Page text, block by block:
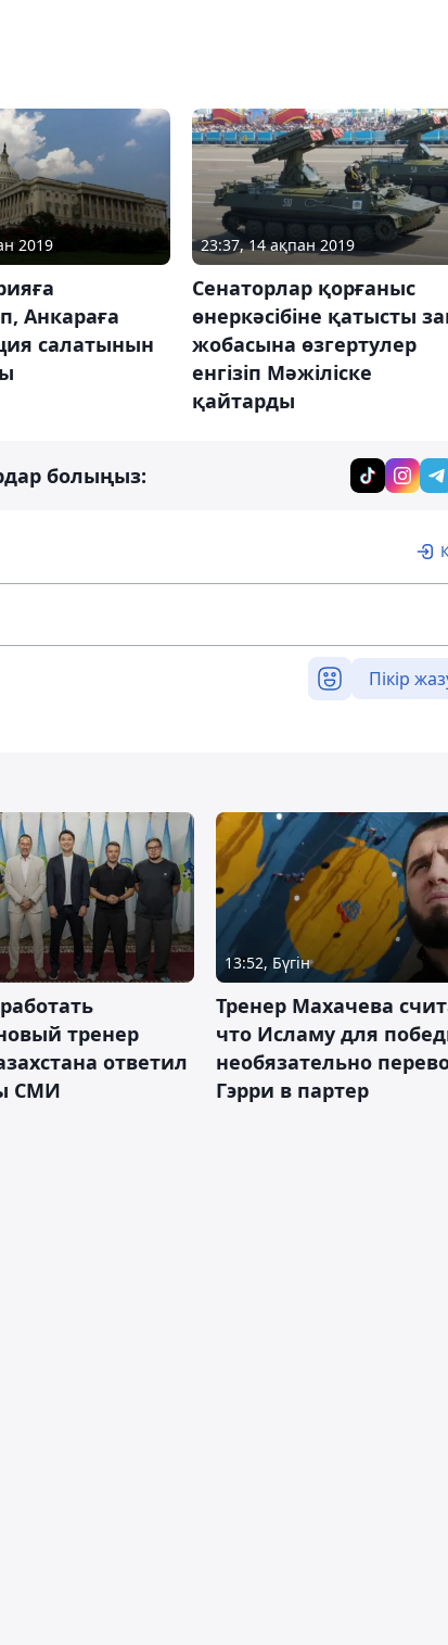
2019
Анкараға
салатынын
23:37, 14 ақпан 2019
Сенаторлар қорғаныс
өнеркәсібіне қатысты
жобасына өзгертулер
енгізіп Мәжіліске
қайтарды
болыңыз:
Пікір
тренер
ответил
СМИ
13:52, Бүгін
Тренер Махачева
что Исламу для
необязательно
Гэрри в партер